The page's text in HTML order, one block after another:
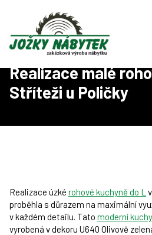
Reference
Realizace malé rohové kuchyně
Realizace malé
Stříteži u Poličky
Realizace úzké rohové kuchyně do L
proběhla s důrazem na maximální
v každém detailu. Tato moderní
vyrobená v dekoru U640 Olivově